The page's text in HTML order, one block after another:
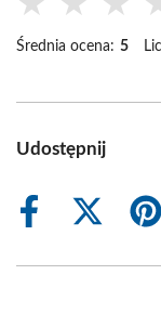
Średnia ocena: 5
Udostępnij
Share
Share
(Twitter)